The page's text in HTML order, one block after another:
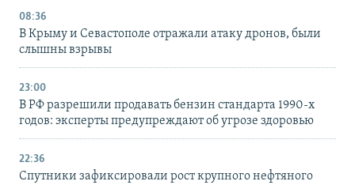
08:36
В Крыму и Севастополе отражали атаку дронов, были
слышны взрывы
23:00
В РФ разрешили продавать бензин стандарта 1990-х
годов: эксперты предупреждают об угрозе здоровью
22:36
Спутники зафиксировали рост крупного нефтяного